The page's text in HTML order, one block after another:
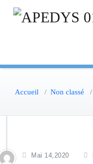
Skip
Accueil / Non classé /
Mai 14,2020